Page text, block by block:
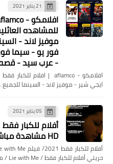
معلومة مسربة
إطلاق غالاكسي S7
21 يناير 2021
موفيز لاند -
فور يو - سيما
- عرب سيد -
ايجي شير - موفيز لاند - السينما
05 يناير 2021
HD مشاهدة مباشرة وتحميل / حريتي / +18
حريتي أفلام للكبار فقط / Lie with Me / مقدمة …